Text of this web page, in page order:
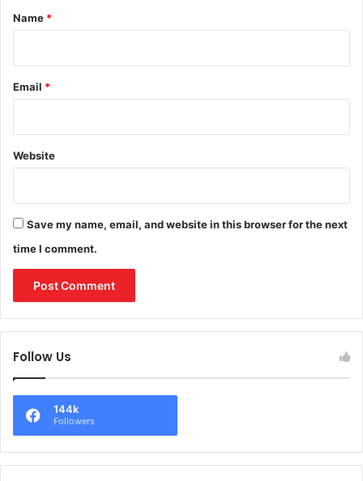
*
Name *
Email *
Website
Save my name, email, and website in this browser for the next
time I comment.
Follow Us
144k
Followers